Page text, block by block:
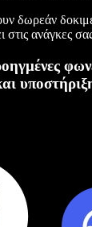
δωρεάν
στις ανάγκες